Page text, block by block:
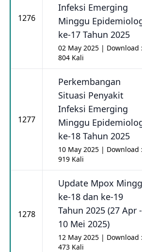
1276
Infeksi Emerging
Minggu
ke-17 Tahun 2025
02 May 2025 | Download :
804 Kali
1277
Perkembangan
Situasi Penyakit
Infeksi Emerging
Minggu
ke-18 Tahun 2025
10 May 2025 | Download :
919 Kali
1278
Update Mpox
ke-18 dan ke-19
Tahun 2025 (27 Apr -
10 Mei 2025)
12 May 2025 | Download :
473 Kali